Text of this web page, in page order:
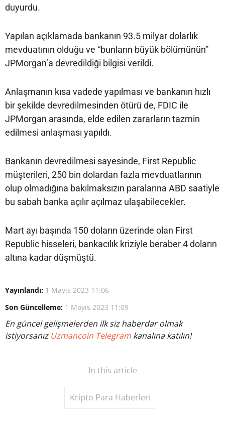
duyurdu.
Yapılan açıklamada bankanın 93.5 milyar dolarlık
mevduatının olduğu ve “bunların büyük bölümünün”
JPMorgan’a devredildiği bilgisi verildi.
Anlaşmanın kısa vadede yapılması ve bankanın hızlı
bir şekilde devredilmesinden ötürü de, FDIC ile
JPMorgan arasında, elde edilen zararların tazmin
edilmesi anlaşması yapıldı.
Bankanın devredilmesi sayesinde, First Republic
müşterileri, 250 bin dolardan fazla mevduatlarının
olup olmadığına bakılmaksızın paralarına ABD saatiyle
bu sabah banka açılır açılmaz ulaşabilecekler.
Mart ayı başında 150 doların üzerinde olan First
Republic hisseleri, bankacılık kriziyle beraber 4 doların
altına kadar düşmüştü.
Yayınlandı: 1 Mayıs 2023 11:06
Son Güncelleme: 1 Mayıs 2023 11:09
En güncel gelişmelerden ilk siz haberdar olmak
istiyorsanız Uzmancoin Telegram kanalına katılın!
In this article
Kripto Para Haberleri